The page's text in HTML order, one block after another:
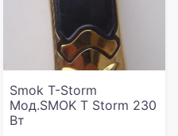
Smok T-Storm
Мод.SMOK T Storm 230
Вт